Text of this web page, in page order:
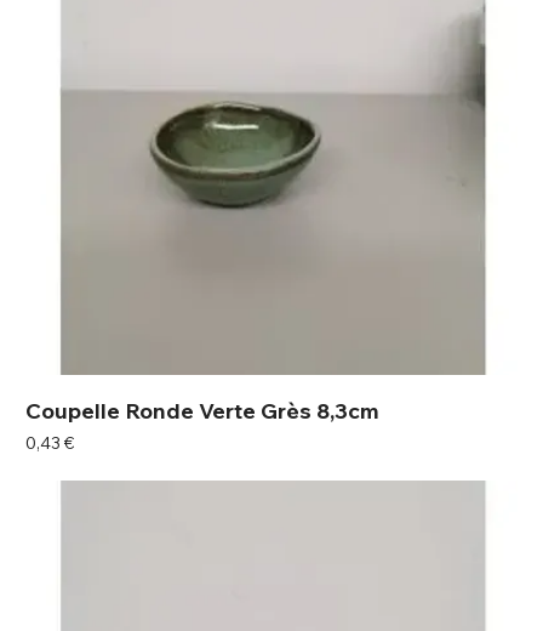
Coupelle Ronde Verte Grès 8,3cm
Prix
0,43 €